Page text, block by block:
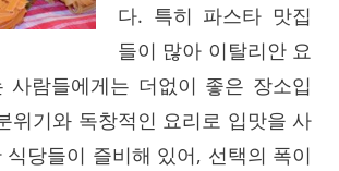
다. 특히 파스타 맛집
들이 많아 이탈리안 요
사람들에게는 더없이 좋은 장소입
위기와 독창적인 요리로 입맛을 사
식당들이 즐비해 있어, 선택의 폭이